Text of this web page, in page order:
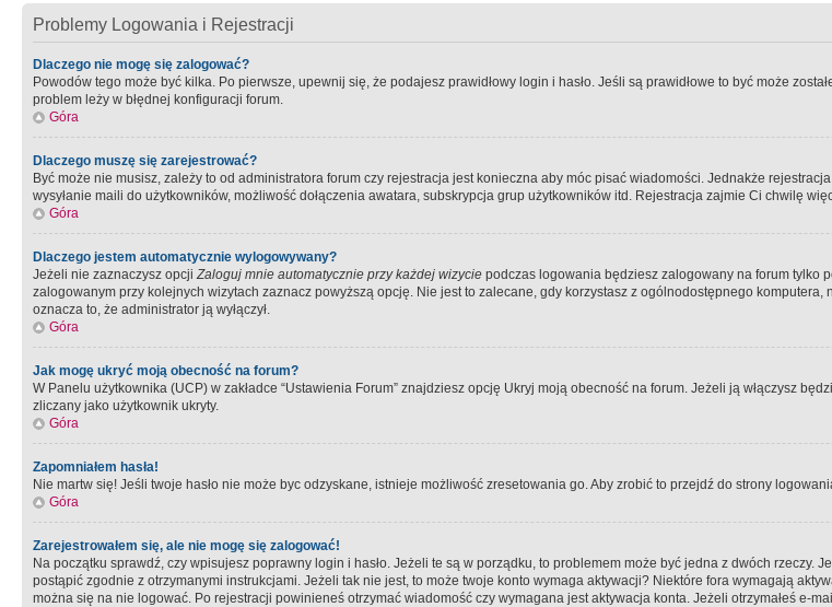
Problemy Logowania i Rejestracji
Dlaczego nie mogę się zalogować?
Powodów tego może być kilka. Po pierwsze, upewnij się, że podajesz prawidłowy login i hasło. Jeśli są prawidłowe to być może
problem leży w błędnej konfiguracji forum.
Góra
Dlaczego muszę się zarejestrować?
Być może nie musisz, zależy to od administratora forum czy rejestracja jest konieczna aby móc pisać wiadomości. Jednakże
wysyłanie maili do użytkowników, możliwość dołączenia awatara, subskrypcja grup użytkowników itd. Rejestracja zajmie Ci chwilę
Góra
Dlaczego jestem automatycznie wylogowywany?
Jeżeli nie zaznaczysz opcjiZaloguj mnie automatycznie przy każdej wizycie podczas logowania będziesz zalogowany na forum tylko
zalogowanym przy kolejnych wizytach zaznacz powyższą opcję. Nie jest to zalecane, gdy korzystasz z ogólnodostępnego
oznacza to, że administrator ją wyłączył.
Góra
Jak mogę ukryć moją obecność na forum?
W Panelu użytkownika (UCP) w zakładce “Ustawienia Forum” znajdziesz opcję Ukryj moją obecność na forum. Jeżeli ją włączysz
zliczany jako użytkownik ukryty.
Góra
Zapomniałem hasła!
Nie martw się! Jeśli twoje hasło nie może byc odzyskane, istnieje możliwość zresetowania go. Aby zrobić to przejdź do strony
Góra
Zarejestrowałem się, ale nie mogę się zalogować!
Na początku sprawdź, czy wpisujesz poprawny login i hasło. Jeżeli te są w porządku, to problemem może być jedna z dwóch rzeczy.
postąpić zgodnie z otrzymanymi instrukcjami. Jeżeli tak nie jest, to może twoje konto wymaga aktywacji? Niektóre fora wymagają
można się na nie logować. Po rejestracji powinieneś otrzymać wiadomość czy wymagana jest aktywacja konta. Jeżeli otrzymałeś e-